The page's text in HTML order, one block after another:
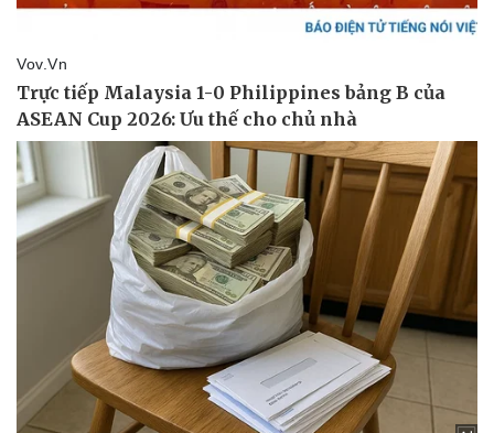
Pháp luật
Vụ án
Tin nóng
Quân sự - Quốc phòng
Vũ khí
Việt Nam
Phân tích